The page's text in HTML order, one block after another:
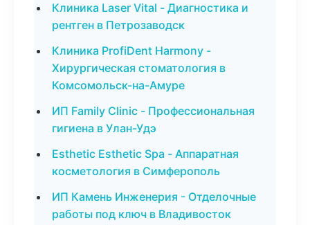
Клиника Laser Vital - Диагностика и
рентген в Петрозаводск
Клиника ProfiDent Harmony -
Хирургическая стоматология в
Комсомольск-на-Амуре
ИП Family Clinic - Профессиональная
гигиена в Улан-Удэ
Esthetic Esthetic Spa - Аппаратная
косметология в Симферополь
ИП Камень Инженерия - Отделочные
работы под ключ в Владивосток